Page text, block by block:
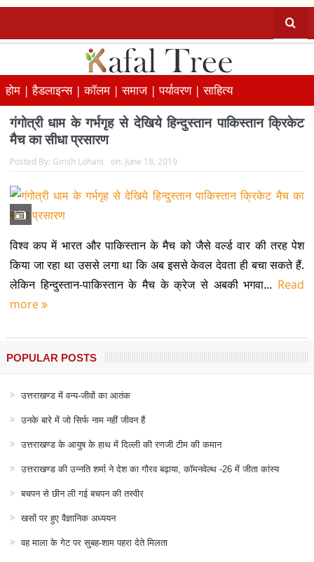
होम |हैडलाइन्स |कॉलम |समाज |पर्यावरण |साहित्य
गंगोत्री धाम के गर्भगृह से देखिये हिन्दुस्तान पाकिस्तान क्रिकेट
मैच का सीधा प्रसारण
Posted By: Girish Lohani on: June 18, 2019
विश्व कप में भारत और पाकिस्तान के मैच को जैसे वर्ल्ड वार की तरह पेश
किया जा रहा था उससे लगा था कि अब इससे केवल देवता ही बचा सकते हैं.
लेकिन हिन्दुस्तान-पाकिस्तान के मैच के क्रेज से अबकी भगवा... Read
more
POPULAR POSTS
उत्तराखण्ड में वन्य-जीवों का आतंक
उनके बारे में जो सिर्फ नाम नहीं जीवन हैं
उत्तराखण्ड के आयुष के हाथ में दिल्ली की रणजी टीम की कमान
उत्तराखण्ड की उन्नति शर्मा ने देश का गौरव बढ़ाया, कॉमनवेल्थ -26 में जीता कांस्य
बचपन से छीन ली गई बचपन की तस्वीर
खसों पर हुए वैज्ञानिक अध्ययन
वह माला के गेट पर सुबह-शाम पहरा देते मिलता